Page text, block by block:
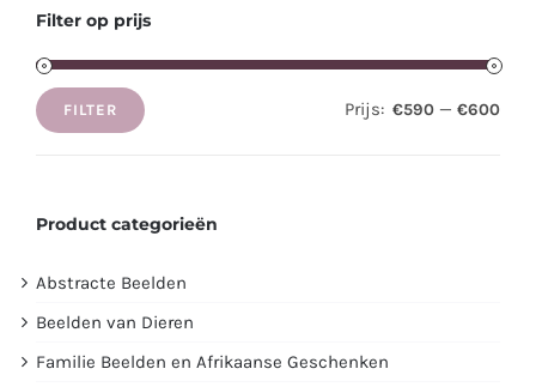
Filter op prijs
Min.
Max.
FILTER Prijs: €590 — €600
Product categorieën
Abstracte Beelden
Beelden van Dieren
Familie Beelden en Afrikaanse Geschenken